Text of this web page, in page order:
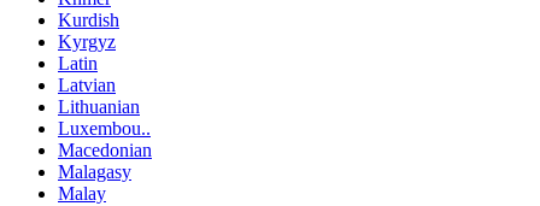
Kurdish
Kyrgyz
Latin
Latvian
Lithuanian
Luxembou..
Macedonian
Malagasy
Malay